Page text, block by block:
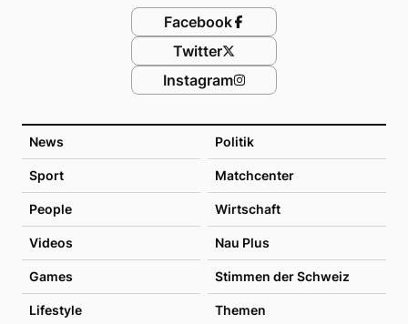
News Politik
Sport Matchcenter
People Wirtschaft
Videos Nau Plus
Games Stimmen der Schweiz
Lifestyle Themen
Facebook
Twitter
Instagram